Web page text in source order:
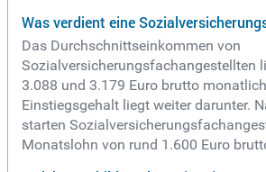
Was verdient eine
Das Durchschnittseinkommen von
Sozialversicherungsfachangestellten
3.088 und 3.179 Euro brutto
Einstiegsgehalt liegt weiter darunter.
starten
Monatslohn von rund 1.600 Euro